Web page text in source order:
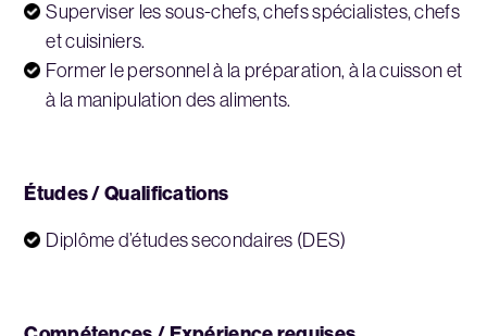
Superviser les sous-chefs, chefs spécialistes, chefs
et cuisiniers.
Former le personnel à la préparation, à la cuisson et
à la manipulation des aliments.
Études / Qualifications
Diplôme d’études secondaires (DES)